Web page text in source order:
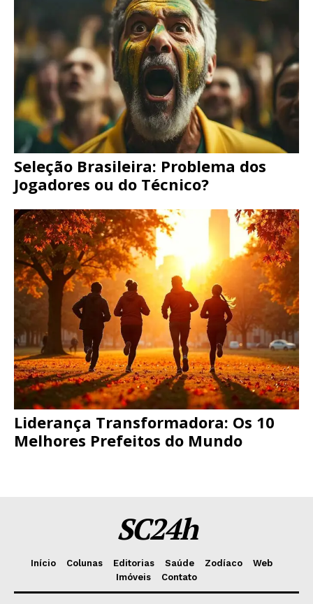
Seleção Brasileira: Problema dos
Jogadores ou do Técnico?
Liderança Transformadora: Os 10
Melhores Prefeitos do Mundo
SC24h
Início Colunas Editorias Saúde Zodíaco
Web
Imóveis
Contato